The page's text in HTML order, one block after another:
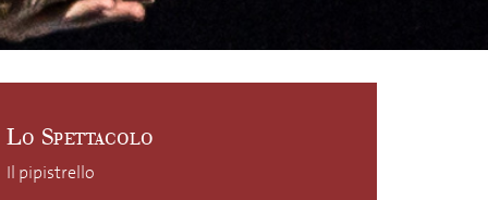
Lo Spettacolo
Il pipistrello